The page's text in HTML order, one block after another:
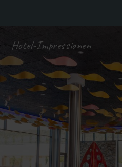
Hotel-Impressionen